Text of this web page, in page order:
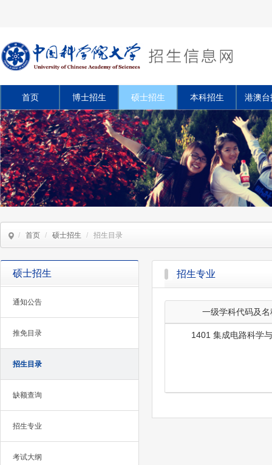
首页 博士招生 硕士招生 本科招生 港澳台
/ 首页 / 硕士招生 / 招生目录
硕士招生
通知公告
推免目录
招生目录
缺额查询
招生专业
考试大纲
招生专业
一级学科代码及名
1401 集成电路科学